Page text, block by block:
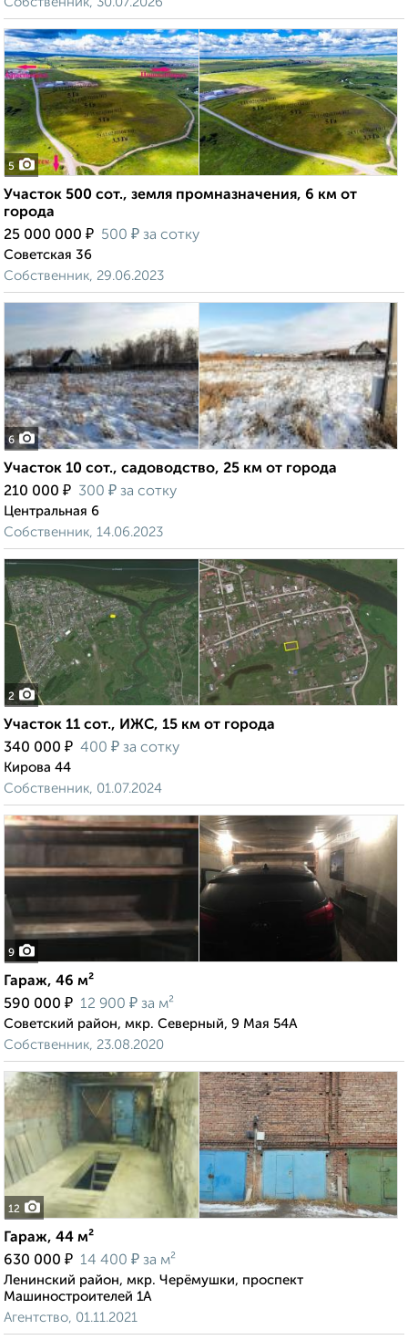
5
Участок 500 сот., земля промназначения, 6 км от
города
25 000 000 ₽ 500 ₽ за сотку
Советская 36
Собственник, 29.06.2023
6
Участок 10 сот., садоводство, 25 км от города
210 000 ₽ 300 ₽ за сотку
Центральная 6
Собственник, 14.06.2023
2
Участок 11 сот., ИЖС, 15 км от города
340 000 ₽ 400 ₽ за сотку
Кирова 44
Собственник, 01.07.2024
9
Гараж, 46 м²
590 000 ₽ 12 900 ₽ за м²
Советский район, мкр. Северный, 9 Мая 54А
Собственник, 23.08.2020
12
Гараж, 44 м²
630 000 ₽ 14 400 ₽ за м²
Ленинский район, мкр. Черёмушки, проспект
Машиностроителей 1А
Агентство, 01.11.2021